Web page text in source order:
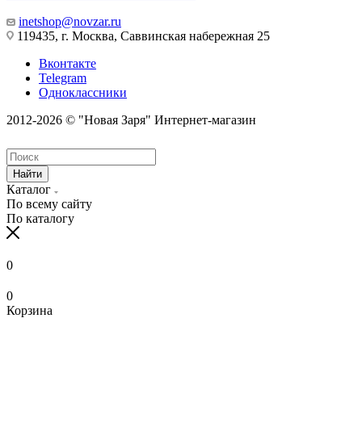
inetshop@novzar.ru
119435, г. Москва, Саввинская набережная 25
Вконтакте
Telegram
Одноклассники
2012-2026 © "Новая Заря" Интернет-магазин
Найти
Каталог
По всему сайту
По каталогу
0
0
Корзина